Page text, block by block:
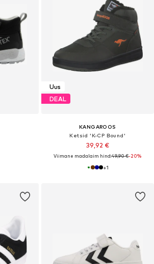
Uus
DEAL
KANGAROOS
Ketsid 'K-CP Bound'
39,92 €
Viimane madalaim hind:49,90 €-20%
+1